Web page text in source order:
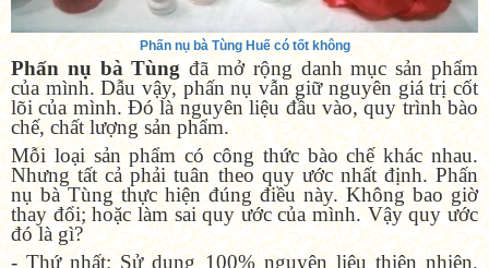
Phấn nụ bà Tùng Huế có tốt không
Phấn nụ bà Tùng đã mở rộng danh mục sản phẩm
của mình. Dẫu vậy, phấn nụ vẫn giữ nguyên giá trị cốt
lõi của mình. Đó là nguyên liệu đầu vào, quy trình bào
chế, chất lượng sản phẩm.
Mỗi loại sản phẩm có công thức bào chế khác nhau.
Nhưng tất cả phải tuân theo quy ước nhất định. Phấn
nụ bà Tùng thực hiện đúng điều này. Không bao giờ
thay đổi; hoặc làm sai quy ước của mình. Vậy quy ước
đó là gì?
- Thứ nhất: Sử dụng 100% nguyên liệu thiên nhiên.